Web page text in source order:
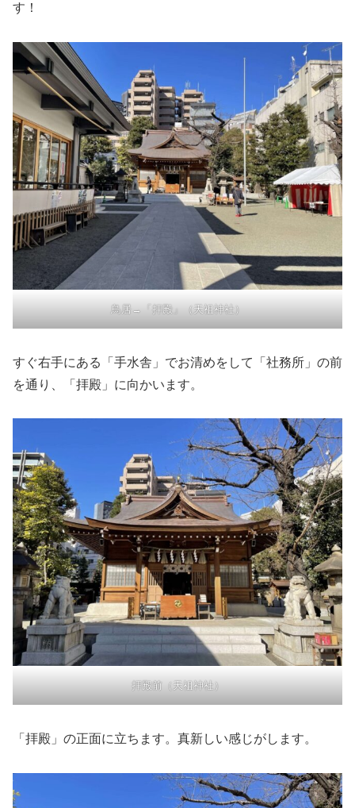
す！
鳥居→「拝殿」（天祖神社）
すぐ右手にある「手水舎」でお清めをして「社務所」の前
を通り、「拝殿」に向かいます。
拝殿前（天祖神社）
「拝殿」の正面に立ちます。真新しい感じがします。